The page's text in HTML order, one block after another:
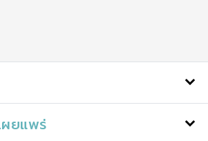
ผยแพร่